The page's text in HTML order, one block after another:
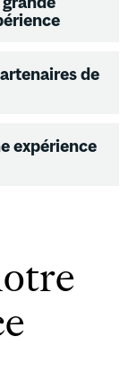
de
expérience